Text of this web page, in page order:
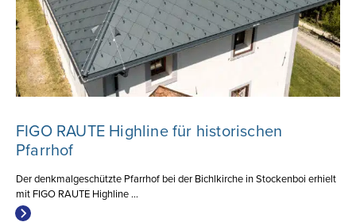
FIGO RAUTE Highline für historischen
Pfarrhof
Der denkmalgeschützte Pfarrhof bei der Bichlkirche in Stockenboi erhielt
mit FIGO RAUTE Highline ...